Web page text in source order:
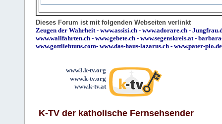
Dieses Forum ist mit folgenden Webseiten verlinkt
Zeugen der Wahrheit- www.assisi.ch - www.adorare.ch -
www.wallfahrten.ch - www.gebete.ch - www.segenskreis.at-
www.gottliebtuns.com- www.das-haus-lazarus.ch - www.pater-pio.de
www3.k-tv.org
www.k-tv.org
www.k-tv.at
K-TV der katholische Fernsehsender